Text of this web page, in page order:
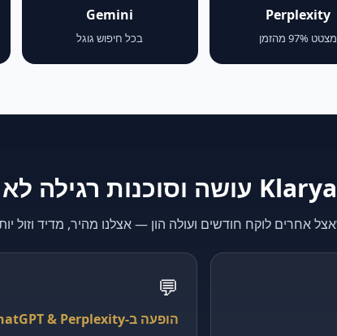
Perplexity
מצטט 97% מהזמן
Gemini
בכל חיפוש גוגל
💬
הופעה ב-ChatGPT & Perplexity